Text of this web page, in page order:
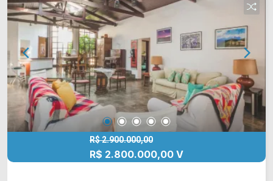
Sra. de Fátima e Av. Abdo Najar. Esta região conta
com Sesi, supermercado Spani Atacadista, bares
e o Hospital Municipal. Entre em contato com a
equipe da Arbix Imóveis e agende a sua visita!!
WhatsApp e Telefone: (19) 3475-4546 ARBIX
IMÓVEIS - Presente em cada mudança!
R$ 2.900.000,00
R$ 2.800.000,00 V